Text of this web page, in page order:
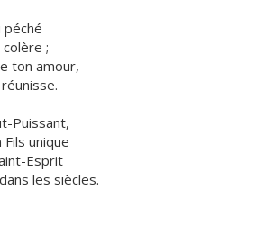
péché
;
ton amour,
Puissant,
unique
Esprit
les siècles.